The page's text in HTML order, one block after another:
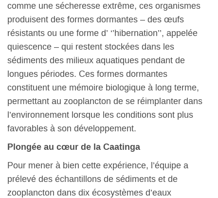
comme une sécheresse extrême, ces organismes
produisent des formes dormantes – des œufs
résistants ou une forme d’ ‘’hibernation’’, appelée
quiescence – qui restent stockées dans les
sédiments des milieux aquatiques pendant de
longues périodes. Ces formes dormantes
constituent une mémoire biologique à long terme,
permettant au zooplancton de se réimplanter dans
l’environnement lorsque les conditions sont plus
favorables à son développement.
Plongée au cœur de la Caatinga
Pour mener à bien cette expérience, l’équipe a
prélevé des échantillons de sédiments et de
zooplancton dans dix écosystèmes d’eaux